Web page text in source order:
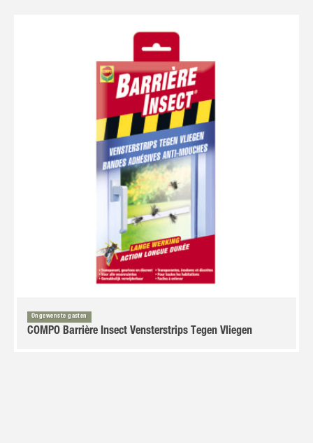
Ongewenste gasten
COMPO Barrière Insect Vensterstrips Tegen Vliegen